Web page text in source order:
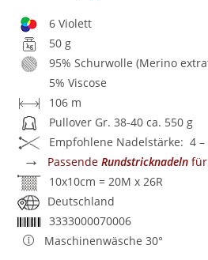
6 Violett
50 g
95% Schurwolle (Merino
5% Viscose
106 m
Pullover Gr. 38-40 ca. 550 g
Empfohlene Nadelstärke: 4 –
→ PassendeRundstricknadeln
10x10cm = 20M x 26R
Deutschland
3333000070006
Maschinenwäsche 30°